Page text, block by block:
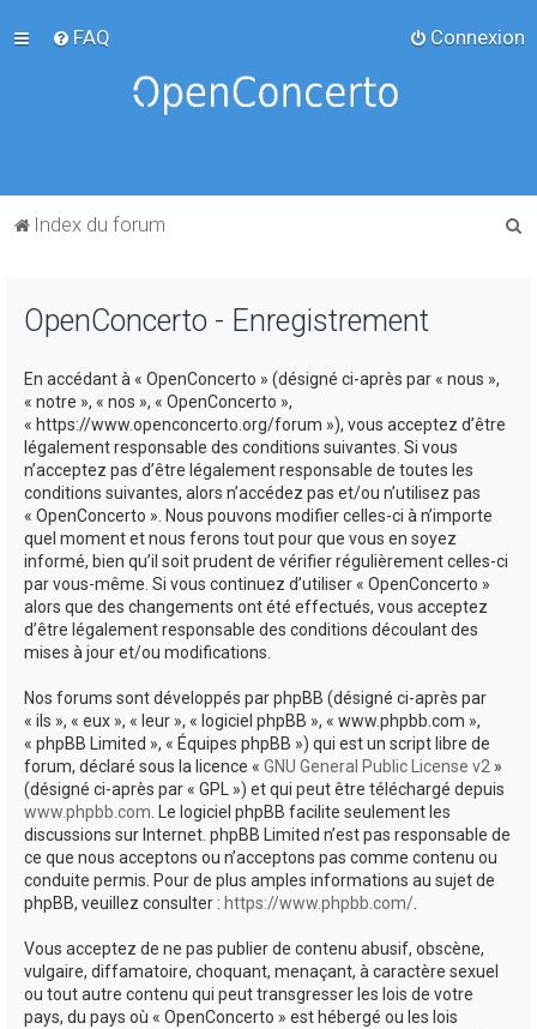
FAQ Connexion
Index du forum
OpenConcerto - Enregistrement
En accédant à « OpenConcerto » (désigné ci-après par « nous »,
« notre », « nos », « OpenConcerto »,
« https://www.openconcerto.org/forum »), vous acceptez d’être
légalement responsable des conditions suivantes. Si vous
n’acceptez pas d’être légalement responsable de toutes les
conditions suivantes, alors n’accédez pas et/ou n’utilisez pas
« OpenConcerto ». Nous pouvons modifier celles-ci à n’importe
quel moment et nous ferons tout pour que vous en soyez
informé, bien qu’il soit prudent de vérifier régulièrement celles-ci
par vous-même. Si vous continuez d’utiliser « OpenConcerto »
alors que des changements ont été effectués, vous acceptez
d’être légalement responsable des conditions découlant des
mises à jour et/ou modifications.
Nos forums sont développés par phpBB (désigné ci-après par
« ils », « eux », « leur », « logiciel phpBB », « www.phpbb.com »,
« phpBB Limited », « Équipes phpBB ») qui est un script libre de
forum, déclaré sous la licence « GNU General Public License v2 »
(désigné ci-après par « GPL ») et qui peut être téléchargé depuis
www.phpbb.com. Le logiciel phpBB facilite seulement les
discussions sur Internet. phpBB Limited n’est pas responsable de
ce que nous acceptons ou n’acceptons pas comme contenu ou
conduite permis. Pour de plus amples informations au sujet de
phpBB, veuillez consulter : https://www.phpbb.com/.
Vous acceptez de ne pas publier de contenu abusif, obscène,
vulgaire, diffamatoire, choquant, menaçant, à caractère sexuel
ou tout autre contenu qui peut transgresser les lois de votre
pays, du pays où « OpenConcerto » est hébergé ou les lois